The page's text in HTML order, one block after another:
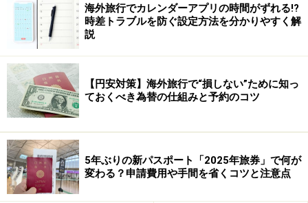
2．旅行用のお財布
旅行先でのスリや盗難を避けるためにも、パスポートケ
ースとは別に、旅行用の財布を用意するようにしましょ
う。その日、使う分の小遣い（少額の現金）と小銭、ク
海外旅行でカレンダーアプリの時間がずれる!?
時差トラブルを防ぐ設定方法を分かりやすく解
説
【円安対策】海外旅行で“損しない”ために知っ
ておくべき為替の仕組みと予約のコツ
5年ぶりの新パスポート「2025年旅券」で何が
変わる？申請費用や手間を省くコツと注意点